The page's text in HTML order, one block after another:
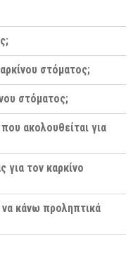
στόματος;
στόματος;
ακολουθείται για
για τον καρκίνο
να κάνω προληπτικά